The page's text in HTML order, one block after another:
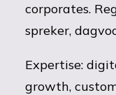
corporates.
spreker,
Expertise:
growth,